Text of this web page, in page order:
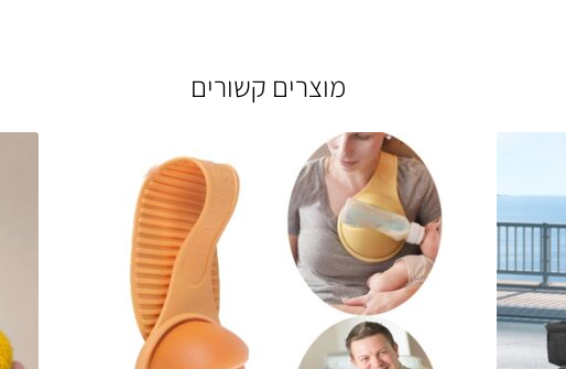
מוצרים קשורים